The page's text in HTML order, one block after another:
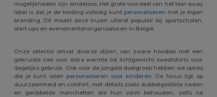
mogelijkheden zijn eindeloos. Het grote voordeel van het tear-away
label is dat je de kleding volledig kuntpersonaliseren met je eigen
branding. Dit maakt deze truien uiterst populair bij sportscholen,
start-ups en evenementenorganisatoren in België.
Onze selectie omvat diverse stijlen, van zware hoodies met een
gekruiste nek voor extra warmte tot lichtgewicht sweatshirts voor
dagelijks gebruik. Ook voor de jongste doelgroep hebben we opties
die je kunt laten personaliseren voor kinderen. De focus ligt op
duurzaamheid en comfort, met details zoals dubbelgestikte naden
en geribbelde manchetten die hun vorm behouden, zelfs na